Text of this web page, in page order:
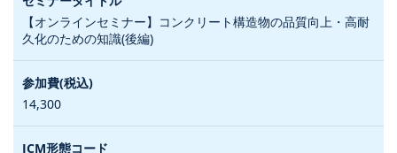
【オンラインセミナー】コンクリート構造物の品質向上・高耐
久化のための知識(後編)
14,300